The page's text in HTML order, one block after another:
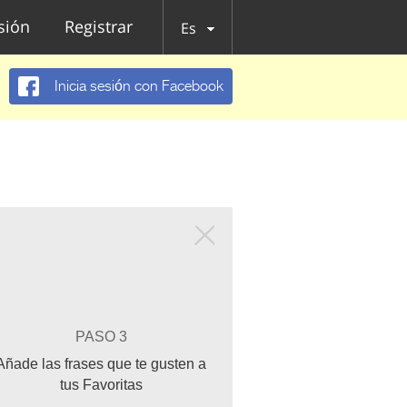
Registrar Es
Inicia sesión con Facebook
PASO 3
las frases que te gusten a
tus Favoritas